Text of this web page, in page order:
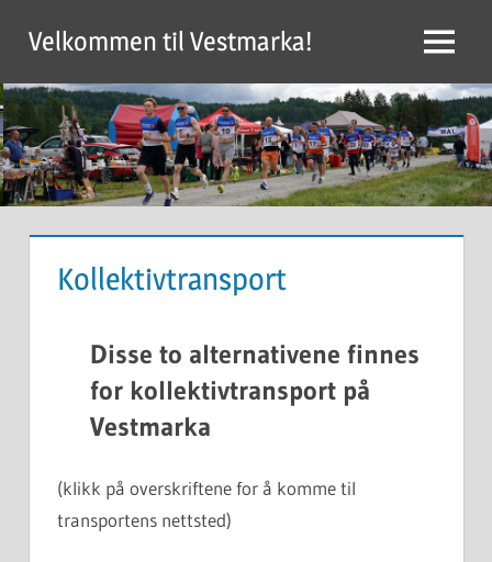
content
Velkommen til Vestmarka! Menu
Kollektivtransport
Disse to alternativene finnes
for kollektivtransport på
Vestmarka
(klikk på overskriftene for å komme til
transportens nettsted)